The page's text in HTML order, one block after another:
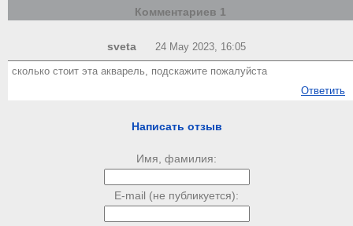
Комментариев 1
sveta 24 May 2023, 16:05
сколько стоит эта акварель, подскажите пожалуйста
Ответить
Написать отзыв
Имя, фамилия:
E-mail (не публикуется):